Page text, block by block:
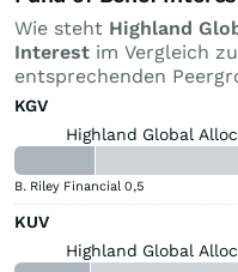
Wie steht Highland
Interest im Vergleich
entsprechenden
KGV
Highland Global
B. Riley Financial 0,5
KUV
Highland Global